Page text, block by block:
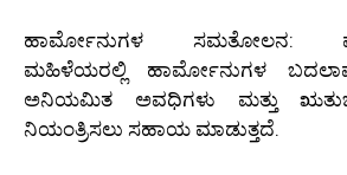
ಹಾರ್ಮೋನುಗಳ ಸಮತೋಲನ:
ಮಹಿಳೆಯರಲ್ಲಿ ಹಾರ್ಮೋನುಗಳ
ಅನಿಯಮಿತ ಅವಧಿಗಳು ಮತ್ತು
ನಿಯಂತ್ರಿಸಲು ಸಹಾಯ ಮಾಡುತ್ತದೆ.